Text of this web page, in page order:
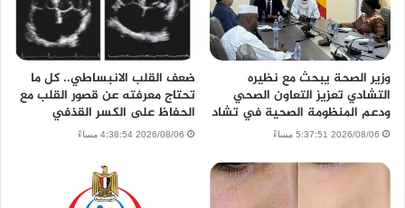
وزير الصحة يبحث مع نظيره
التشادي تعزيز التعاون الصحي
ودعم المنظومة الصحية في تشاد
2026/08/06 5:37:51 مساءً
ضعف القلب الانبساطي.. كل ما
تحتاج معرفته عن قصور القلب مع
الحفاظ على الكسر القذفي
2026/08/06 4:38:54 مساءً